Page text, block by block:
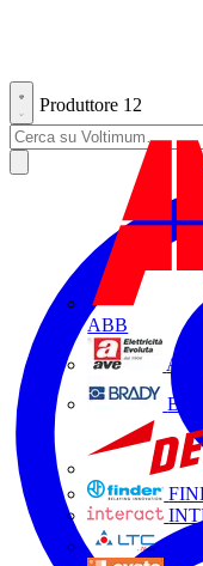
Produttore 12
ABB
AVE
La